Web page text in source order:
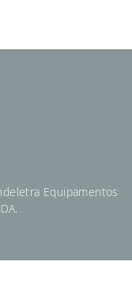
Equipamentos